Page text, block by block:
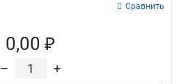
Сравнить
0,00 ₽
– +